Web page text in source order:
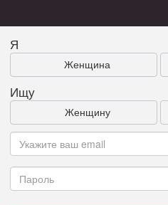
Я
Женщина
Ищу
Женщину